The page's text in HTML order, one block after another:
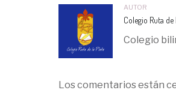
AUTOR
Colegio Ruta de
Colegio
Los comentarios están